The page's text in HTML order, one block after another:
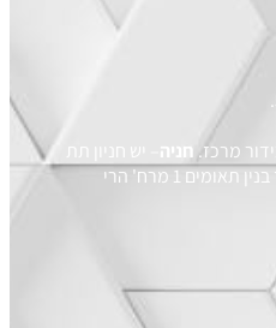
מרכז. חניה – יש חניון תת
קרקעי בתשלום- הכניסה דרך בנין תאומים 1 מרח' הרי